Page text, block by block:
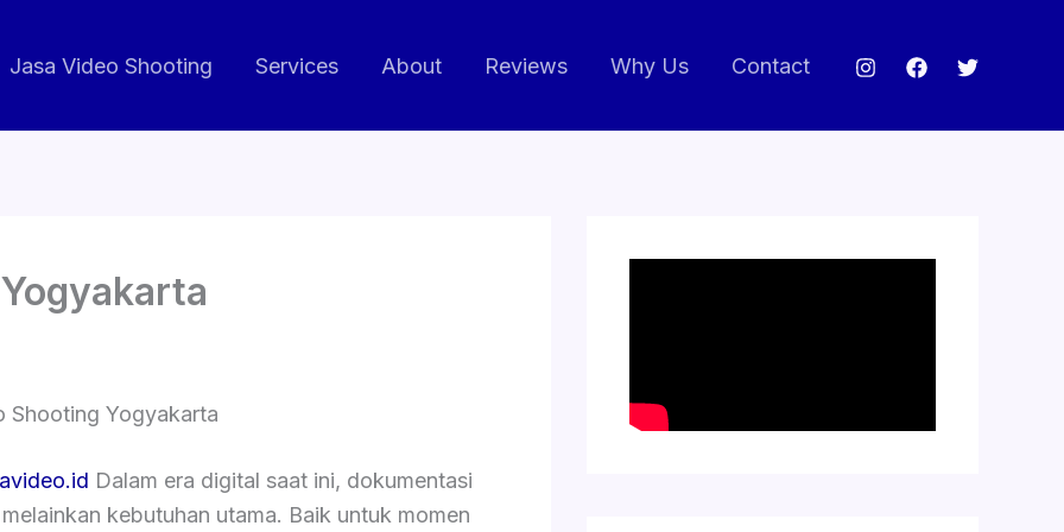
Jasa Video Shooting Services About Reviews Why Us Contact
Shooting Yogyakarta
Dalam era digital saat ini, dokumentasi
kebutuhan utama. Baik untuk momen